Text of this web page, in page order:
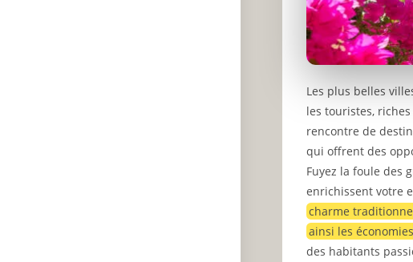
Les plus belles
les touristes,
rencontre de
qui offrent des
Fuyez la foule des
enrichissent votre
charme
ainsi les
des habitants